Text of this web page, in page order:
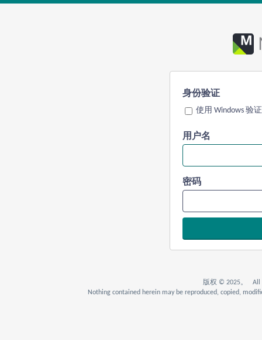
身份验证
使用 Windows 验证
用户名
密码
版权 © 2025。 All
Nothing contained herein may be reproduced, copied,